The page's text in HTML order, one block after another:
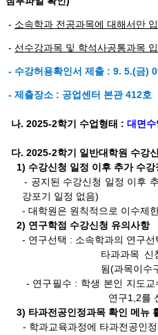
- 소속학과 전공과목에 대해서만
- 선수강과목 및 학석사공통과목
- 수강허용확인서 제출 : 9. 5.(금)
- 제출장소 : 공업센터 본관 412호
나. 2025-2학기 수업형태 : 대면수
다. 2025-2학기 일반대학원 수강
1) 수강신청 일정 이후 추가 수
- 공지된 수강신청 일정 이후 추
강포기 일정 없음)
- 대학원은 원칙적으로 이수제
2) 연구학점 수강신청 유의사항
- 연구선택 : 소속학과의 연구선
타과과목 신
됨(과목이수
- 연구필수 : 학생 본인 지도교
연구1,2를
3) 타과전공인정과목 확인 메뉴
- 학과교육과정에 타과전공인정